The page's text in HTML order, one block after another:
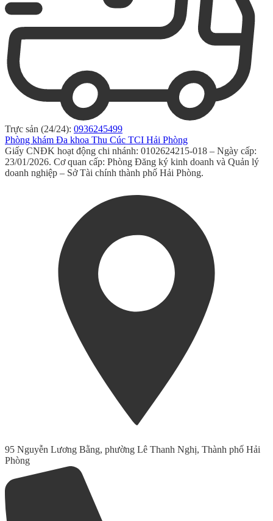
Trực sản (24/24): 0936245499
Phòng khám Đa khoa Thu Cúc TCI Hải Phòng
Giấy CNĐK hoạt động chi nhánh: 0102624215-018 – Ngày cấp:
23/01/2026. Cơ quan cấp: Phòng Đăng ký kinh doanh và Quản lý
doanh nghiệp – Sở Tài chính thành phố Hải Phòng.
95 Nguyễn Lương Bằng, phường Lê Thanh Nghị, Thành phố Hải
Phòng